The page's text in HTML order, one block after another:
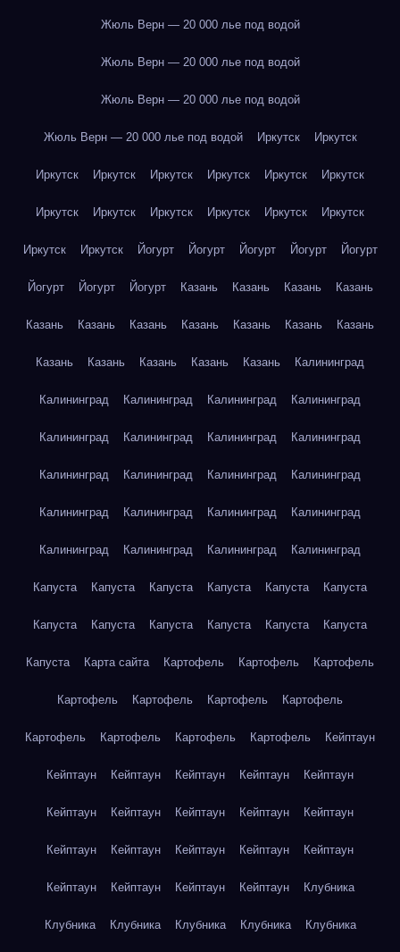
Жюль Верн — 20 000 лье под водой
Жюль Верн — 20 000 лье под водой
Жюль Верн — 20 000 лье под водой
Жюль Верн — 20 000 лье под водой Иркутск Иркутск
Иркутск Иркутск Иркутск Иркутск Иркутск Иркутск
Иркутск Иркутск Иркутск Иркутск Иркутск Иркутск
Иркутск Иркутск Йогурт Йогурт Йогурт Йогурт Йогурт
Йогурт Йогурт Йогурт Казань Казань Казань Казань
Казань Казань Казань Казань Казань Казань Казань
Казань Казань Казань Казань Казань Калининград
Калининград Калининград Калининград Калининград
Калининград Калининград Калининград Калининград
Калининград Калининград Калининград Калининград
Калининград Калининград Калининград Калининград
Калининград Калининград Калининград Калининград
Капуста Капуста Капуста Капуста Капуста Капуста
Капуста Капуста Капуста Капуста Капуста Капуста
Капуста Карта сайта Картофель Картофель Картофель
Картофель Картофель Картофель Картофель
Картофель Картофель Картофель Картофель Кейптаун
Кейптаун Кейптаун Кейптаун Кейптаун Кейптаун
Кейптаун Кейптаун Кейптаун Кейптаун Кейптаун
Кейптаун Кейптаун Кейптаун Кейптаун Кейптаун
Кейптаун Кейптаун Кейптаун Кейптаун Клубника
Клубника Клубника Клубника Клубника Клубника